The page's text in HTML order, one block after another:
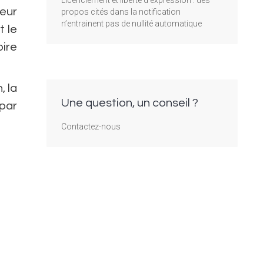
le
la
propos cités dans la notification
n’entrainent pas de nullité automatique
Une question, un conseil ?
Contactez-nous